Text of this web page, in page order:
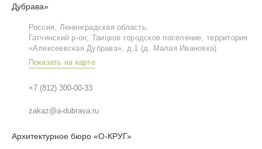
Дубрава»
Россия, Ленинградская область,
Гатчинский р‑он, Таицкое городское поселение, территория
«Алексеевская Дубрава», д.1 (д. Малая Ивановка)
Показать на карте
+7 (812) 300-00-33
zakaz@a-dubrava.ru
Архитектурное бюро «О-КРУГ»